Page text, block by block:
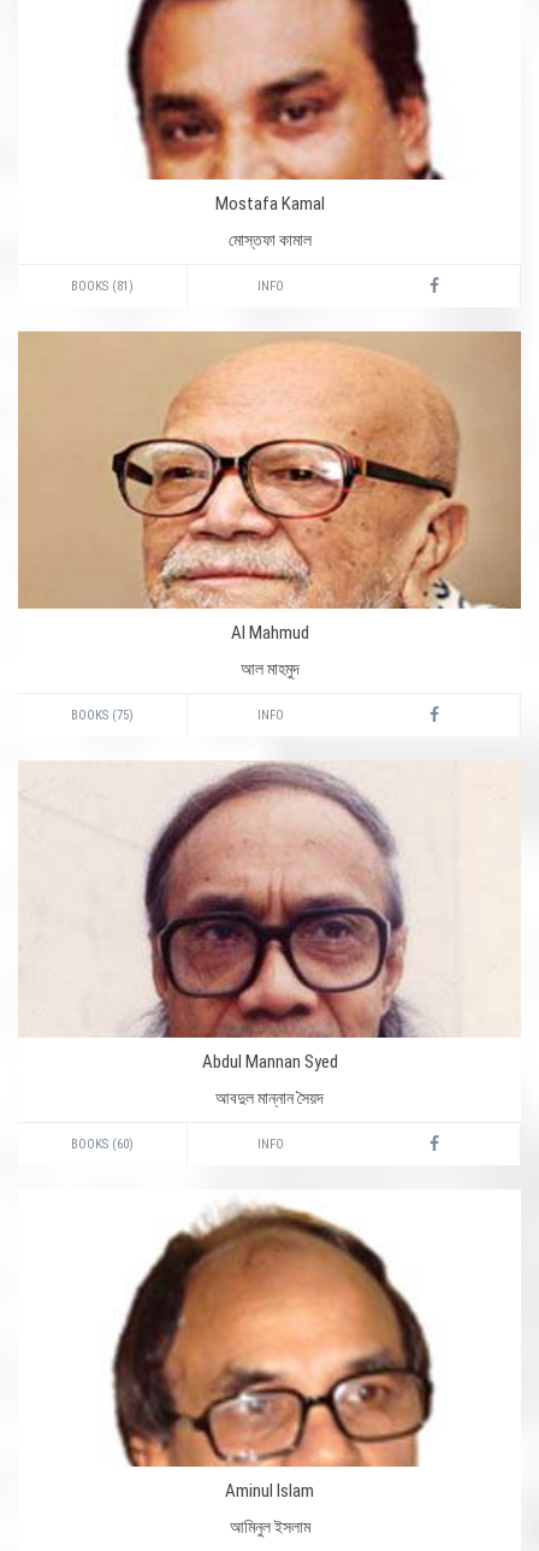
Mostafa Kamal
মোস্তফা কামাল
BOOKS (81) INFO
Al Mahmud
আল মাহমুদ
BOOKS (75) INFO
Abdul Mannan Syed
আবদুল মান্নান সৈয়দ
BOOKS (60) INFO
Aminul Islam
আমিনুল ইসলাম